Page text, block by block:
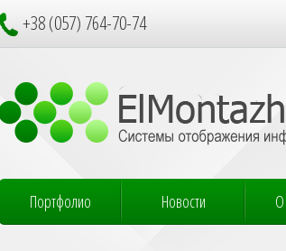
+38 (057) 764-70-74
Портфолио Новости